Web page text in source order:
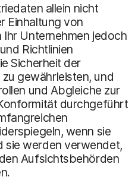
allein nicht
Einhaltung von
Unternehmen jedoch
Richtlinien
Sicherheit der
gewährleisten, und
und Abgleiche zur
durchgeführt
wenn sie
sie werden verwendet,
Aufsichtsbehörden